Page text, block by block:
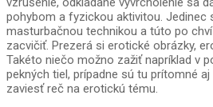
pohybom a fyzickou aktivitou. Jedinec
masturbačnou technikou a túto po
zacvičiť. Prezerá si erotické obrázky,
Takéto niečo možno zažiť napríklad v
pekných tiel, prípadne sú tu prítomné
zaviesť reč na erotickú tému.